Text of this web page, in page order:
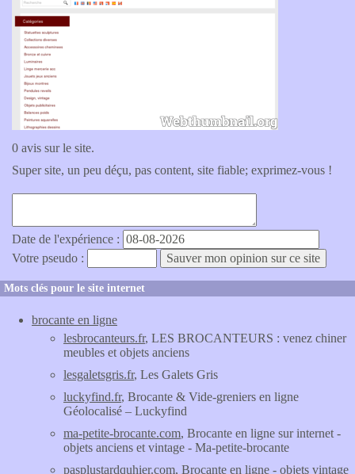
0 avis sur le site.
Super site, un peu déçu, pas content, site fiable; exprimez-vous !
Date de l'expérience :
Votre pseudo :
Mots clés pour le site internet
brocante en ligne
lesbrocanteurs.fr, LES BROCANTEURS : venez chiner
meubles et objets anciens
lesgaletsgris.fr, Les Galets Gris
luckyfind.fr, Brocante & Vide-greniers en ligne
Géolocalisé – Luckyfind
ma-petite-brocante.com, Brocante en ligne sur internet -
objets anciens et vintage - Ma-petite-brocante
pasplustardquhier.com, Brocante en ligne - objets vintage